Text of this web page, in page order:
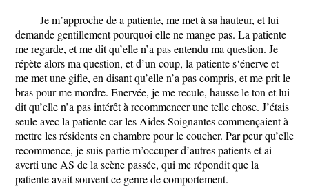
Je m’approche de a patiente, me met à sa hauteur, et lui
demande gentillement pourquoi elle ne mange pas. La patiente
me regarde, et me dit qu’elle n’a pas entendu ma question. Je
répète alors ma question, et d’un coup, la patiente s‘énerve et
me met une gifle, en disant qu’elle n’a pas compris, et me prit le
bras pour me mordre. Enervée, je me recule, hausse le ton et lui
dit qu’elle n’a pas intérêt à recommencer une telle chose. J’étais
seule avec la patiente car les Aides Soignantes commençaient à
mettre les résidents en chambre pour le coucher. Par peur qu’elle
recommence, je suis partie m’occuper d’autres patients et ai
averti une AS de la scène passée, qui me répondit que la
patiente avait souvent ce genre de comportement.